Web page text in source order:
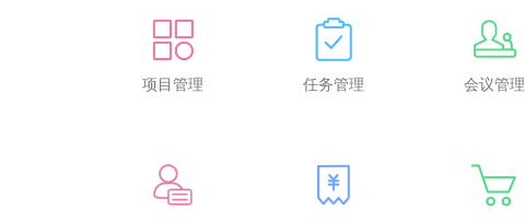
项目管理 任务管理 会议管理